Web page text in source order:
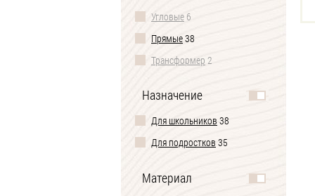
Угловые 6
Прямые38
Трансформер 2
Назначение
Для школьников 38
Для подростков 35
Материал